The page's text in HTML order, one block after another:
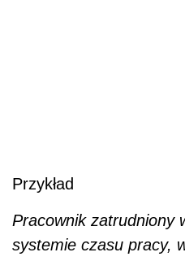
Przykład
Pracownik zatrudniony
systemie czasu pracy,